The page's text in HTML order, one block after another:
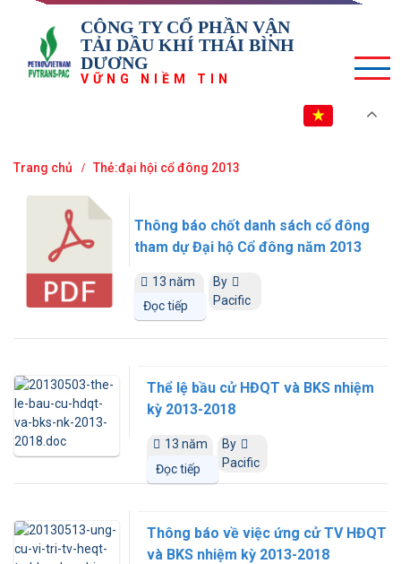
CÔNG TY CỔ PHẦN VẬN
TẢI DẦU KHÍ THÁI BÌNH
DƯƠNG
VỮNG NIỀM TIN
Trang chủ Thẻ:đại hội cổ đông 2013
13 năm
trước
By
Pacific
Thông báo chốt danh sách cổ đông
tham dự Đại hộ Cổ đông năm 2013
Đọc tiếp
13 năm
trước
By
Pacific
Thể lệ bầu cử HĐQT và BKS nhiệm
kỳ 2013-2018
Đọc tiếp
Thông báo về việc ứng cử TV HĐQT
và BKS nhiệm kỳ 2013-2018